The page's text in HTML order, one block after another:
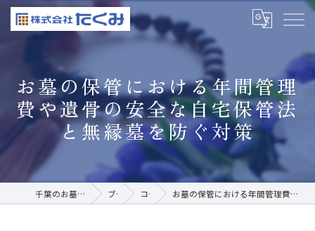
お墓の保管における年間管理
費や遺骨の安全な自宅保管法
と無縁墓を防ぐ対策
千葉のお墓なら株式会社たくみ ブログ コラム お墓の保管における年間管理費や遺骨の安全な自宅保管法と無縁墓を防ぐ対策